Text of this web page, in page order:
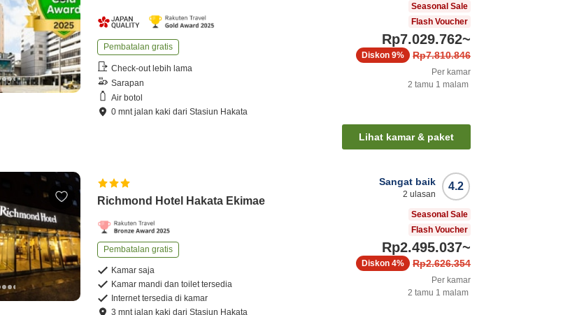
Pembatalan gratis
Check-out lebih lama
Sarapan
Air botol
0 mntjalan kaki dariStasiun Hakata
Seasonal Sale
Flash Voucher
Rp7.029.762~
Rp7.810.846
Diskon 9%
Per kamar
2 tamu 1 malam
Lihat kamar & paket
Richmond Hotel Hakata Ekimae
Pembatalan gratis
Kamar saja
Kamar mandi dan toilet tersedia
Internet tersedia di kamar
3 mntjalan kaki dariStasiun Hakata
4.2
Sangat baik
2 ulasan
Seasonal Sale
Flash Voucher
Rp2.495.037~
Rp2.626.354
Diskon 4%
Per kamar
2 tamu 1 malam